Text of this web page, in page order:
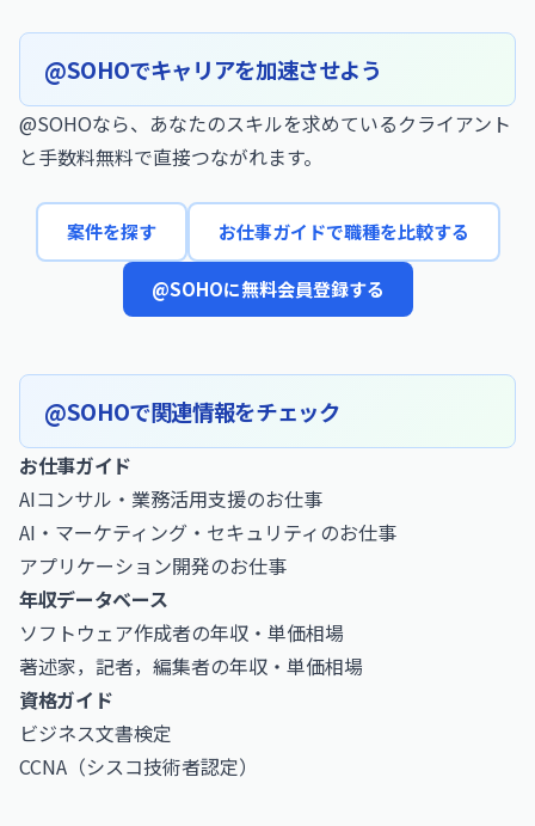
@SOHOでキャリアを加速させよう
@SOHOなら、あなたのスキルを求めているクライアント
と手数料無料で直接つながれます。
案件を探す お仕事ガイドで職種を比較する
@SOHOに無料会員登録する
@SOHOで関連情報をチェック
お仕事ガイド
AIコンサル・業務活用支援のお仕事
AI・マーケティング・セキュリティのお仕事
アプリケーション開発のお仕事
年収データベース
ソフトウェア作成者の年収・単価相場
著述家，記者，編集者の年収・単価相場
資格ガイド
ビジネス文書検定
CCNA（シスコ技術者認定）